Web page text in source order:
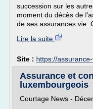
succession sur les
moment du décès de
de ses assurances vie.
Lire la suite
Site : https://
Assurance et
luxembourgeois
Courtage News -